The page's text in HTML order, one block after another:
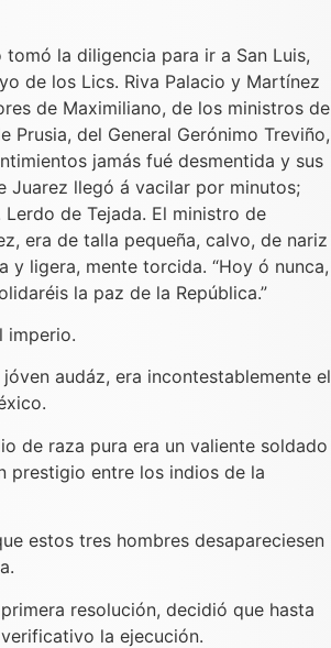
tomó la diligencia para ir a San Luis,
de los Lics. Riva Palacio y Martínez
de Maximiliano, de los ministros de
Prusia, del General Gerónimo Treviño,
jamás fué desmentida y sus
Juarez llegó á vacilar por minutos;
de Tejada. El ministro de
era de talla pequeña, calvo, de nariz
y ligera, mente torcida. “Hoy ó nunca,
la paz de la República.”
imperio.
audáz, era incontestablemente el
de raza pura era un valiente soldado
prestigio entre los indios de la
estos tres hombres desapareciesen
resolución, decidió que hasta
la ejecución.